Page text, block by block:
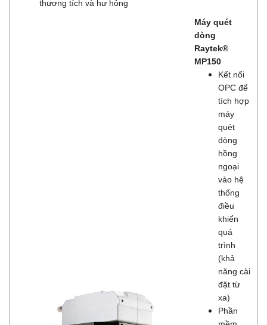
thương tích và hư hỏng
Máy quét
dòng
Raytek®
MP150
Kết nối
OPC để
tích hợp
máy
quét
dòng
hồng
ngoại
vào hệ
thống
điều
khiển
quá
trình
(khả
năng cài
đặt từ
xa)
Phần